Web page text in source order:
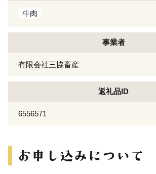
牛肉
事業者
有限会社三協畜産
返礼品ID
6556571